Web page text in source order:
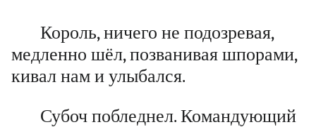
Король, ничего не подозревая,
медленно шёл, позванивая шпорами,
кивал нам и улыбался.
Субоч побледнел. Командующий